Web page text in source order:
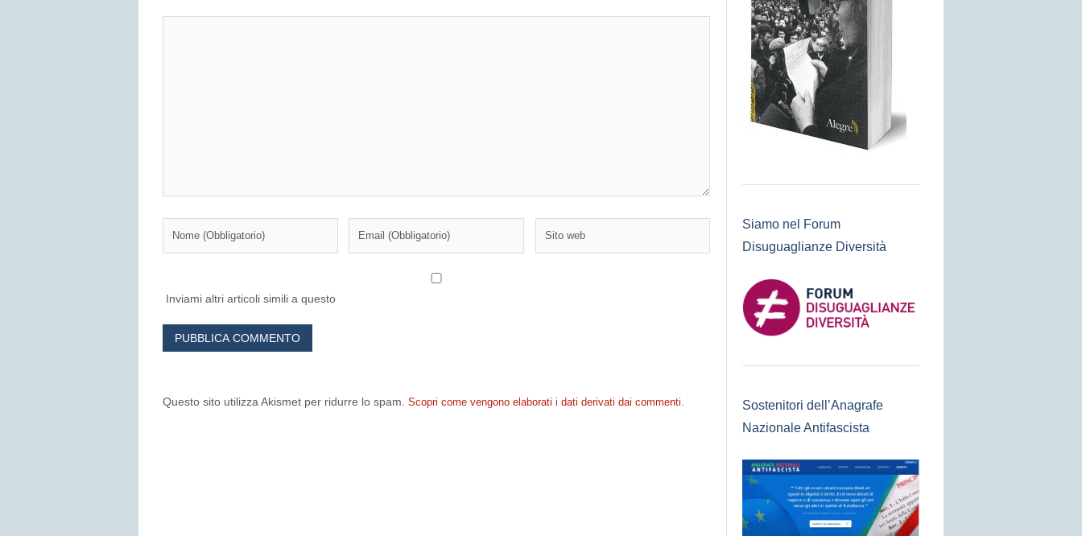
Inviami altri articoli simili a questo
Questo sito utilizza Akismet per ridurre lo spam. Scopri come vengono elaborati i dati derivati dai commenti.
Siamo nel Forum
Disuguaglianze Diversità
Sostenitori dell’Anagrafe
Nazionale Antifascista